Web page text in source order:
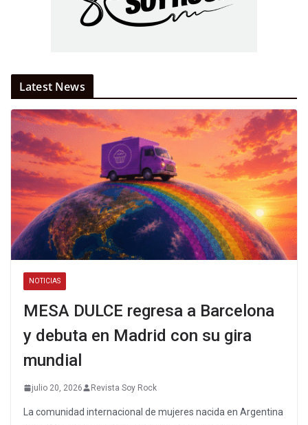
Latest News
NOTICIAS
MESA DULCE regresa a Barcelona
y debuta en Madrid con su gira
mundial
julio 20, 2026 Revista Soy Rock
La comunidad internacional de mujeres nacida en Argentina